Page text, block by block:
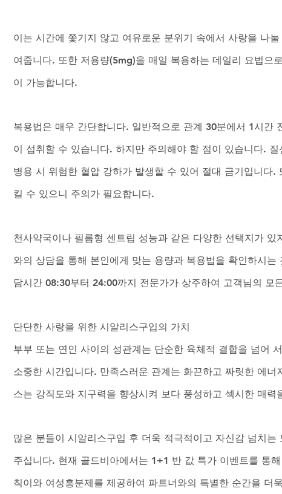
이는 시간에 쫓기지 않고 여유로운 분위기 속에서 사랑을 나
여줍니다. 또한 저용량(5mg)을 매일 복용하는 데일리 요법으
이 가능합니다.
복용법은 매우 간단합니다. 일반적으로 관계 30분에서 1시간
이 섭취할 수 있습니다. 하지만 주의해야 할 점이 있습니다.
병용 시 위험한 혈압 강하가 발생할 수 있어 절대 금기입니다.
킬 수 있으니 주의가 필요합니다.
천사약국이나 필름형 센트립 성능과 같은 다양한 선택지가
와의 상담을 통해 본인에게 맞는 용량과 복용법을 확인하시
담시간 08:30부터 24:00까지 전문가가 상주하여 고객님의 모
단단한 사랑을 위한 시알리스구입의 가치
부부 또는 연인 사이의 성관계는 단순한 육체적 결합을 넘어
소중한 시간입니다. 만족스러운 관계는 화끈하고 짜릿한 에
스는 강직도와 지구력을 향상시켜 보다 풍성하고 섹시한 매력
많은 분들이 시알리스구입 후 더욱 적극적이고 자신감 넘치
주십니다. 현재 골드비아에서는 1+1 반 값 특가 이벤트를 통
칙이와 여성흥분제를 제공하여 파트너와의 특별한 순간을 더